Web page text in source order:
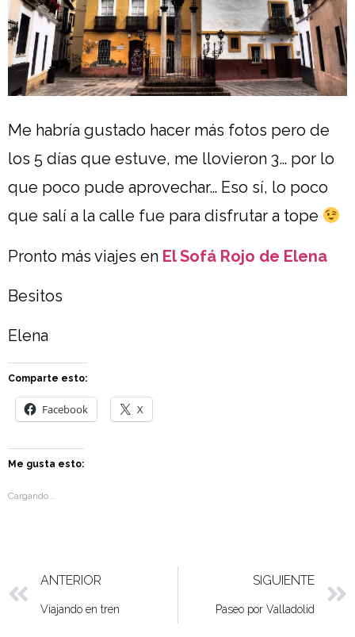
Me habría gustado hacer más fotos pero de
los 5 días que estuve, me llovieron 3… por lo
que poco pude aprovechar… Eso sí, lo poco
que salí a la calle fue para disfrutar a tope
Pronto más viajes en El Sofá Rojo de Elena
Besitos
Elena
Comparte esto:
Facebook X
Me gusta esto:
Cargando...
ANTERIOR
Viajando en tren
SIGUIENTE
Paseo por Valladolid